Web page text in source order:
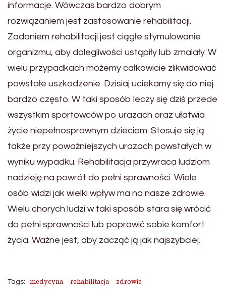
informacje. Wówczas bardzo dobrym
rozwiązaniem jest zastosowanie rehabilitacji.
Zadaniem rehabilitacji jest ciągłe stymulowanie
organizmu, aby dolegliwości ustąpiły lub zmalały. W
wielu przypadkach możemy całkowicie zlikwidować
powstałe uszkodzenie. Dzisiaj uciekamy się do niej
bardzo często. W taki sposób leczy się dziś przede
wszystkim sportowców po urazach oraz ułatwia
życie niepełnosprawnym dzieciom. Stosuje się ją
także przy poważniejszych urazach powstałych w
wyniku wypadku. Rehabilitacja przywraca ludziom
nadzieję na powrót do pełni sprawności. Wiele
osób widzi jak wielki wpływ ma na nasze zdrowie.
Wielu chorych ludzi w taki sposób stara się wrócić
do pełni sprawności lub poprawić sobie komfort
życia. Ważne jest, aby zacząć ją jak najszybciej.
Tags: medycyna rehabilitacja zdrowie